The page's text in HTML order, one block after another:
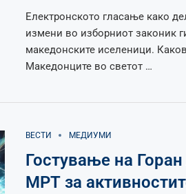
Електронското гласање како
измени во изборниот законик
македонските иселеници.
Mакедонците во светот …
ВЕСТИ МЕДИУМИ
Гостување на
МРТ за